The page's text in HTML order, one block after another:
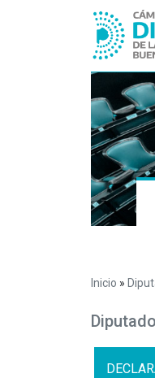
Inicio »